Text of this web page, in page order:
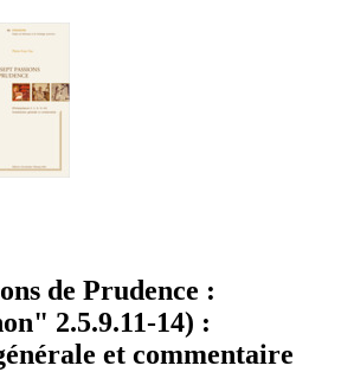
de Prudence :
2.5.9.11-14) :
et commentaire